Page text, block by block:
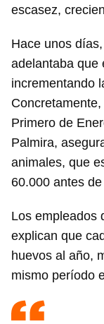
escasez,
Hace unos
adelantaba que
incrementando
Primero de
Palmira,
animales, que
60.000 antes
Los empleados
explican que
huevos al año,
mismo período